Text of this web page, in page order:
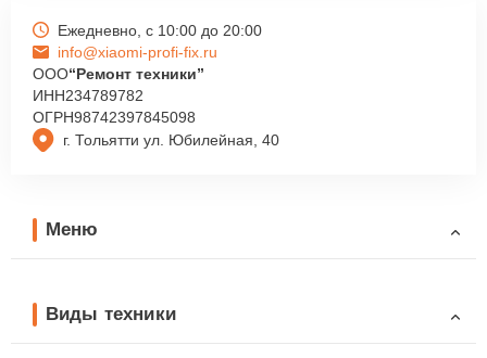
г. Тольятти ул. Юбилейная, 40
Ежедневно, с 10:00 до 20:00
info@xiaomi-profi-fix.ru
ООО“Ремонт техники”
ИНН234789782
ОГРН98742397845098
Меню
Виды техники